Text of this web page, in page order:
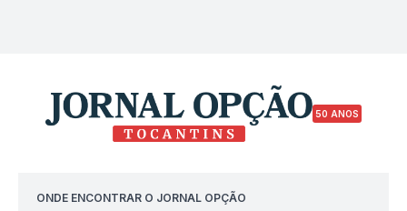
50 ANOS
ONDE ENCONTRAR O JORNAL OPÇÃO